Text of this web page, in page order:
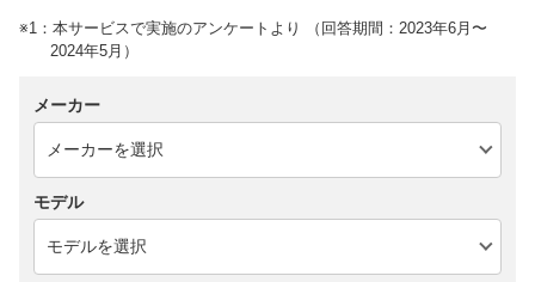
※1：本サービスで実施のアンケートより （回答期間：2023年6月〜
2024年5月）
メーカー
モデル